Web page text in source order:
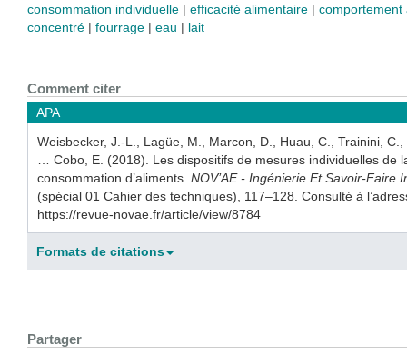
consommation individuelle
efficacité alimentaire
comportement
concentré
fourrage eau lait
Comment citer
APA
Weisbecker, J.-L., Lagüe, M., Marcon, D., Huau, C., Trainini,
… Cobo, E. (2018). Les dispositifs de mesures individuelles de
consommation d’aliments. NOV’AE - Ingénierie Et Savoir-Faire
(spécial 01 Cahier des techniques), 117–128. Consulté à
https://revue-novae.fr/article/view/8784
Formats de citations
Partager